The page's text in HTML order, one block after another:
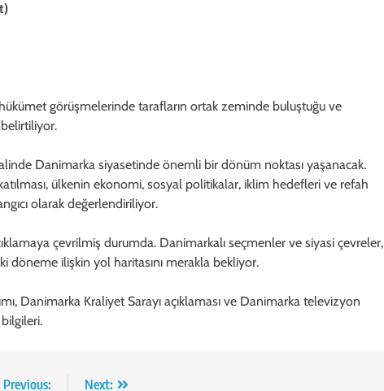
görüşmelerinde tarafların ortak zeminde buluştuğu ve
Danimarka siyasetinde önemli bir dönüm noktası yaşanacak.
ülkenin ekonomi, sosyal politikalar, iklim hedefleri ve refah
olarak değerlendiriliyor.
çevrilmiş durumda. Danimarkalı seçmenler ve siyasi çevreler,
ilişkin yol haritasını merakla bekliyor.
Danimarka Kraliyet Sarayı açıklaması ve Danimarka televizyon
Previous:
Next: